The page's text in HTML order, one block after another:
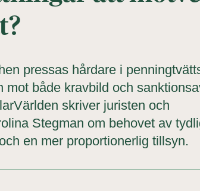
pressas hårdare i
mot både kravbild och
skriver juristen och
Stegman om behovet av
en mer proportionerlig tillsyn.